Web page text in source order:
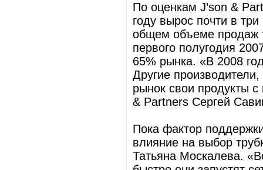
По оценкам J’son &
году вырос почти в
общем объеме продаж
первого полугодия
65% рынка. «В 2008
Другие
рынок свои продукты
& Partners Сергей
Пока фактор
влияние на выбор
Татьяна Москалева.